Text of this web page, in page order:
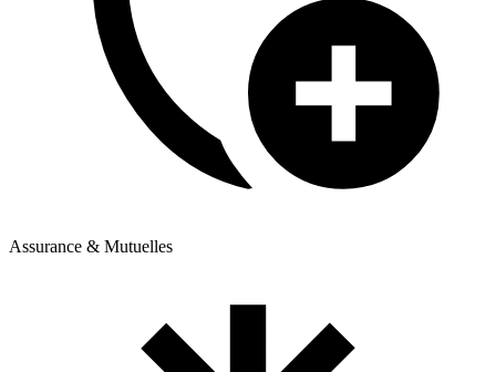
Assurance & Mutuelles